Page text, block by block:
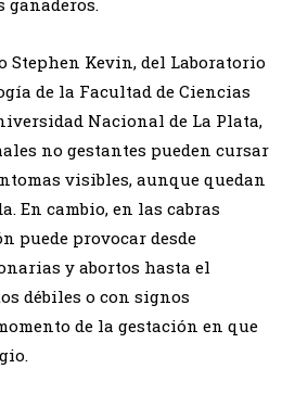
ganaderos.
Stephen Kevin, del Laboratorio
de la Facultad de Ciencias
Nacional de La Plata,
no gestantes pueden cursar
visibles, aunque quedan
En cambio, en las cabras
puede provocar desde
y abortos hasta el
débiles o con signos
de la gestación en que